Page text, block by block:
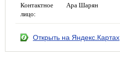
Контактное
лицо:
Ара Шарян
Открыть на Яндекс.Картах